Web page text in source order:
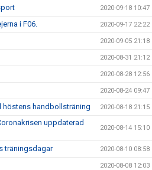
2020-09-18 10:47
i F06. 2020-09-17 22:22
2020-09-05 21:18
2020-08-31 21:12
2020-08-28 12:56
2020-08-24 09:47
höstens handbollsträning 2020-08-18 21:15
uppdaterad
2020-08-14 15:10
träningsdagar 2020-08-10 08:58
2020-08-08 12:03